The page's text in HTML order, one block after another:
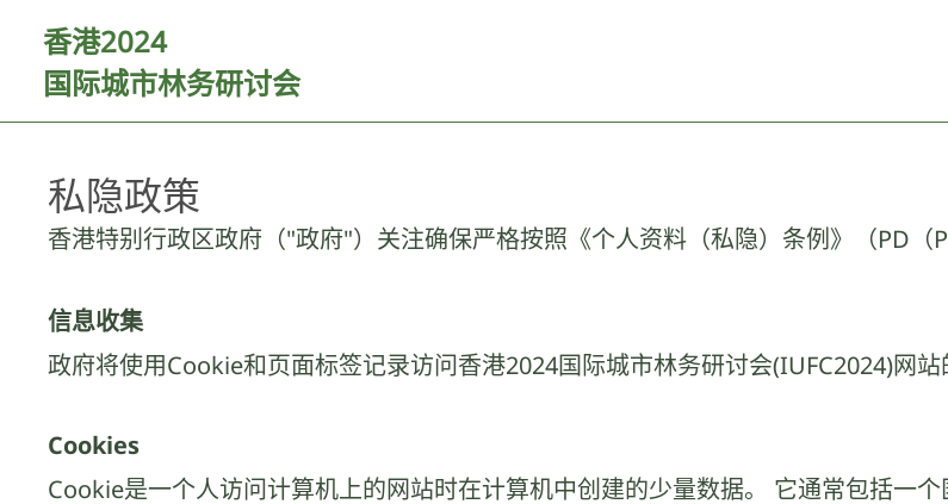
香港2024
国际城市林务研讨会
私隐政策
香港特别行政区政府（"政府"）关注确保严格按照《个人资料（私隐）条例》（PD（P
信息收集
政府将使用Cookie和页面标签记录访问香港2024国际城市林务研讨会(IUFC2024)网
Cookies
Cookie是一个人访问计算机上的网站时在计算机中创建的少量数据。 它通常包括一